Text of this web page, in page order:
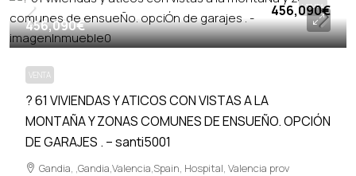
VENTA
456,090€
VENTA
? 61 VIVIENDAS Y ATICOS CON VISTAS A LA
MONTAÑA Y ZONAS COMUNES DE ENSUEÑO. OPCIÓN
DE GARAJES . – santi5001
456,090€
Gandia, ,Gandia,Valencia,Spain, Hospital, Valencia prov